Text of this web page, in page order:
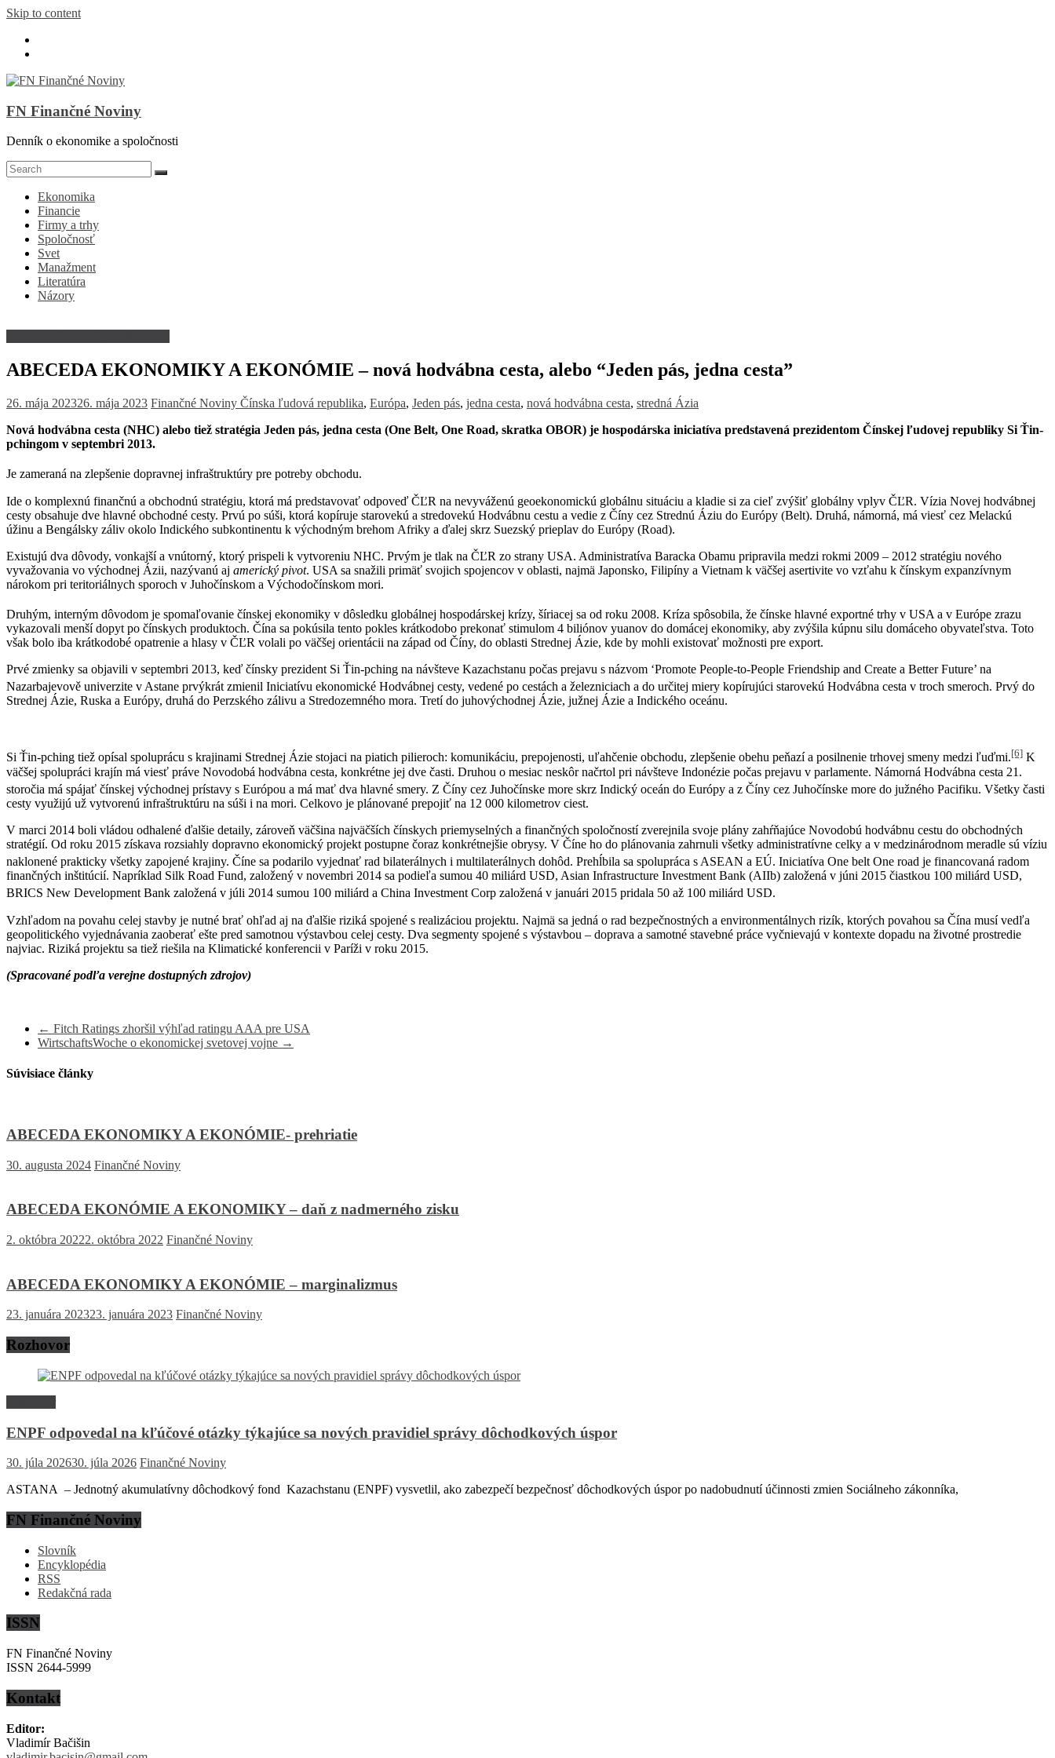
Skip to content
FN Finančné Noviny
Denník o ekonomike a spoločnosti
Ekonomika
Financie
Firmy a trhy
Spoločnosť
Svet
Manažment
Literatúra
Názory
ABECEDA EKONOMIKY A EKONÓMIE – nová hodvábna cesta, alebo “Jeden pás, jedna cesta”
26. mája 202326. mája 2023 Finančné Noviny Čínska ľudová republika, Európa, Jeden pás, jedna cesta, nová hodvábna cesta, stredná Ázia
Nová hodvábna cesta (NHC) alebo tiež stratégia Jeden pás, jedna cesta (One Belt, One Road, skratka OBOR) je hospodárska iniciatíva predstavená prezidentom Čínskej ľudovej republiky Si Ťin-
pchingom v septembri 2013.
Je zameraná na zlepšenie dopravnej infraštruktúry pre potreby obchodu.
Ide o komplexnú finančnú a obchodnú stratégiu, ktorá má predstavovať odpoveď ČĽR na nevyváženú geoekonomickú globálnu situáciu a kladie si za cieľ zvýšiť globálny vplyv ČĽR. Vízia Novej hodvábnej
cesty obsahuje dve hlavné obchodné cesty. Prvú po súši, ktorá kopíruje starovekú a stredovekú Hodvábnu cestu a vedie z Číny cez Strednú Áziu do Európy (Belt). Druhá, námorná, má viesť cez Melackú
úžinu a Bengálsky záliv okolo Indického subkontinentu k východným brehom Afriky a ďalej skrz Suezský prieplav do Európy (Road).
Existujú dva dôvody, vonkajší a vnútorný, ktorý prispeli k vytvoreniu NHC. Prvým je tlak na ČĽR zo strany USA. Administratíva Baracka Obamu pripravila medzi rokmi 2009 – 2012 stratégiu nového
vyvažovania vo východnej Ázii, nazývanú aj americký pivot. USA sa snažili primäť svojich spojencov v oblasti, najmä Japonsko, Filipíny a Vietnam k väčšej asertivite vo vzťahu k čínskym expanzívnym
nárokom pri teritoriálnych sporoch v Juhočínskom a Východočínskom mori.
Druhým, interným dôvodom je spomaľovanie čínskej ekonomiky v dôsledku globálnej hospodárskej krízy, šíriacej sa od roku 2008. Kríza spôsobila, že čínske hlavné exportné trhy v USA a v Európe zrazu
vykazovali menší dopyt po čínskych produktoch. Čína sa pokúsila tento pokles krátkodobo prekonať stimulom 4 biliónov yuanov do domácej ekonomiky, aby zvýšila kúpnu silu domáceho obyvateľstva. Toto
však bolo iba krátkodobé opatrenie a hlasy v ČĽR volali po väčšej orientácii na západ od Číny, do oblasti Strednej Ázie, kde by mohli existovať možnosti pre export.
Prvé zmienky sa objavili v septembri 2013, keď čínsky prezident Si Ťin-pching na návšteve Kazachstanu počas prejavu s názvom ‘Promote People-to-People Friendship and Create a Better Future’ na
Nazarbajevově univerzite v Astane prvýkrát zmienil Iniciatívu ekonomické Hodvábnej cesty, vedené po cestách a železniciach a do určitej miery kopírujúci starovekú Hodvábna cesta v troch smeroch. Prvý do
Strednej Ázie, Ruska a Európy, druhá do Perzského zálivu a Stredozemného mora. Tretí do juhovýchodnej Ázie, južnej Ázie a Indického oceánu.
Si Ťin-pching tiež opísal spoluprácu s krajinami Strednej Ázie stojaci na piatich pilieroch: komunikáciu, prepojenosti, uľahčenie obchodu, zlepšenie obehu peňazí a posilnenie trhovej smeny medzi ľuďmi.[6] K
väčšej spolupráci krajín má viesť práve Novodobá hodvábna cesta, konkrétne jej dve časti. Druhou o mesiac neskôr načrtol pri návšteve Indonézie počas prejavu v parlamente. Námorná Hodvábna cesta 21.
storočia má spájať čínskej východnej prístavy s Európou a má mať dva hlavné smery. Z Číny cez Juhočínske more skrz Indický oceán do Európy a z Číny cez Juhočínske more do južného Pacifiku. Všetky časti
cesty využijú už vytvorenú infraštruktúru na súši i na mori. Celkovo je plánované prepojiť na 12 000 kilometrov ciest.
V marci 2014 boli vládou odhalené ďalšie detaily, zároveň väčšina najväčších čínskych priemyselných a finančných spoločností zverejnila svoje plány zahŕňajúce Novodobú hodvábnu cestu do obchodných
stratégií. Od roku 2015 získava rozsiahly dopravno ekonomický projekt postupne čoraz konkrétnejšie obrysy. V Číne ho do plánovania zahrnuli všetky administratívne celky a v medzinárodnom meradle sú víziu
naklonené prakticky všetky zapojené krajiny. Číne sa podarilo vyjednať rad bilaterálnych i multilaterálnych dohôd. Prehĺbila sa spolupráca s ASEAN a EÚ. Iniciatíva One belt One road je financovaná radom
finančných inštitúcií. Napríklad Silk Road Fund, založený v novembri 2014 sa podieľa sumou 40 miliárd USD, Asian Infrastructure Investment Bank (AIIb) založená v júni 2015 čiastkou 100 miliárd USD,
BRICS New Development Bank založená v júli 2014 sumou 100 miliárd a China Investment Corp založená v januári 2015 pridala 50 až 100 miliárd USD.
Vzhľadom na povahu celej stavby je nutné brať ohľad aj na ďalšie riziká spojené s realizáciou projektu. Najmä sa jedná o rad bezpečnostných a environmentálnych rizík, ktorých povahou sa Čína musí vedľa
geopolitického vyjednávania zaoberať ešte pred samotnou výstavbou celej cesty. Dva segmenty spojené s výstavbou – doprava a samotné stavebné práce vyčnievajú v kontexte dopadu na životné prostredie
najviac. Riziká projektu sa tiež riešila na Klimatické konferencii v Paríži v roku 2015.
(Spracované podľa verejne dostupných zdrojov)
← Fitch Ratings zhoršil výhľad ratingu AAA pre USA
WirtschaftsWoche o ekonomickej svetovej vojne →
Súvisiace články
ABECEDA EKONOMIKY A EKONÓMIE- prehriatie
30. augusta 2024 Finančné Noviny
ABECEDA EKONÓMIE A EKONOMIKY – daň z nadmerného zisku
2. októbra 20222. októbra 2022 Finančné Noviny
ABECEDA EKONOMIKY A EKONÓMIE – marginalizmus
23. januára 202323. januára 2023 Finančné Noviny
Rozhovor
ENPF odpovedal na kľúčové otázky týkajúce sa nových pravidiel správy dôchodkových úspor
30. júla 202630. júla 2026 Finančné Noviny
ASTANA – Jednotný akumulatívny dôchodkový fond Kazachstanu (ENPF) vysvetlil, ako zabezpečí bezpečnosť dôchodkových úspor po nadobudnutí účinnosti zmien Sociálneho zákonníka,
FN Finančné Noviny
Slovník
Encyklopédia
RSS
Redakčná rada
ISSN
FN Finančné Noviny
ISSN 2644-5999
Kontakt
Editor:
Vladimír Bačišin